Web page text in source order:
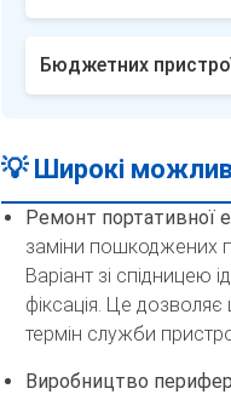
Бюджетних
💡 Широкі
Ремонт портативної
заміни пошкоджених
Варіант зі спідницею
фіксація. Це
термін служби
Виробництво